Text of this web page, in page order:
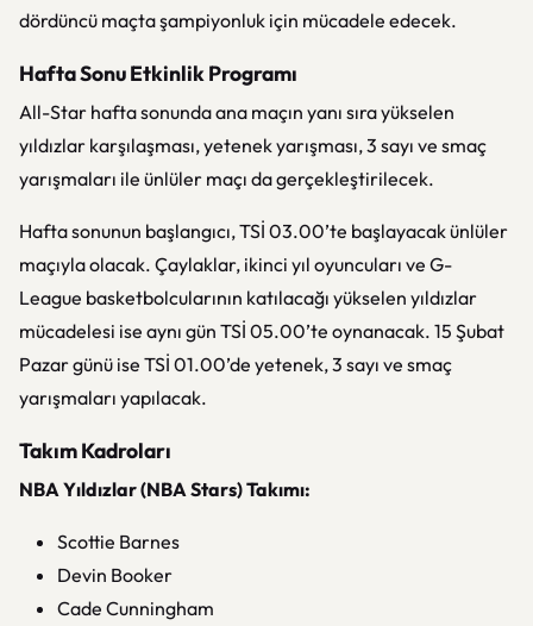
dördüncü maçta şampiyonluk için mücadele edecek.
Hafta Sonu Etkinlik Programı
All-Star hafta sonunda ana maçın yanı sıra yükselen
yıldızlar karşılaşması, yetenek yarışması, 3 sayı ve smaç
yarışmaları ile ünlüler maçı da gerçekleştirilecek.
Hafta sonunun başlangıcı, TSİ 03.00’te başlayacak ünlüler
maçıyla olacak. Çaylaklar, ikinci yıl oyuncuları ve G-
League basketbolcularının katılacağı yükselen yıldızlar
mücadelesi ise aynı gün TSİ 05.00’te oynanacak. 15 Şubat
Pazar günü ise TSİ 01.00’de yetenek, 3 sayı ve smaç
yarışmaları yapılacak.
Takım Kadroları
NBA Yıldızlar (NBA Stars) Takımı:
Scottie Barnes
Devin Booker
Cade Cunningham